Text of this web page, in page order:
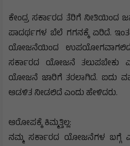
ಕೇಂದ್ರ‌ ಸರ್ಕಾರದ ತೆರಿಗೆ ನೀತಿಯಿಂದ
ಪಾದರ್ಥಗಳ ಬೆಲೆ ಗಗನಕ್ಕೆ ಏರಿದೆ.
ಯೋಜನೆಯಿಂದ
ಸರ್ಕಾರದ ಯೋಜನೆ ತಲುಪಬೇಕು
ಯೋಜನೆ ಜಾರಿಗೆ ತರಲಾಗಿದೆ. ಐದು
ಆಡಳಿತ ನೀಡಲಿದೆ ಎಂದು ಹೇಳಿದರು.
ಆರೋಪಕ್ಕೆ ಕಿಮ್ಮತ್ತಿಲ್ಲ:
ನಮ್ಮ ಸರ್ಕಾರದ ಯೋಜನೆಗಳ ಬಗ್ಗೆ